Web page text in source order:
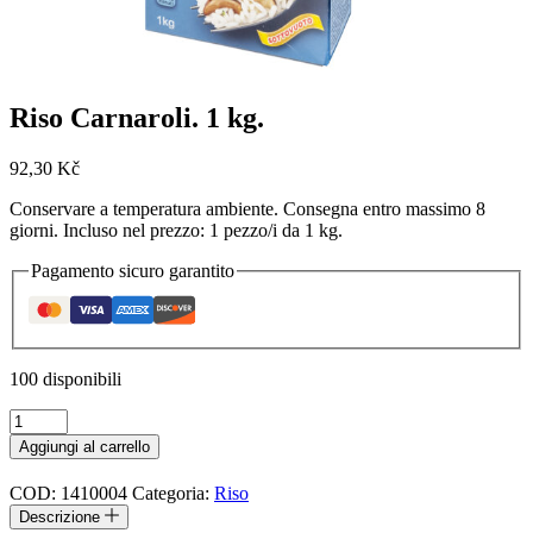
Riso Carnaroli. 1 kg.
92,30 Kč
Conservare a temperatura ambiente. Consegna entro massimo 8
giorni. Incluso nel prezzo: 1 pezzo/i da 1 kg.
Pagamento sicuro garantito
100 disponibili
Riso
Carnaroli.
1
kg.
quantità
Aggiungi al carrello
COD: 1410004 Categoria: Riso
Descrizione